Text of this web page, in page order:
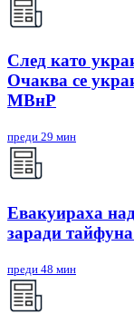
След като
Очаква се
МВнР
преди 29 мин
Евакуираха
заради
преди 48 мин